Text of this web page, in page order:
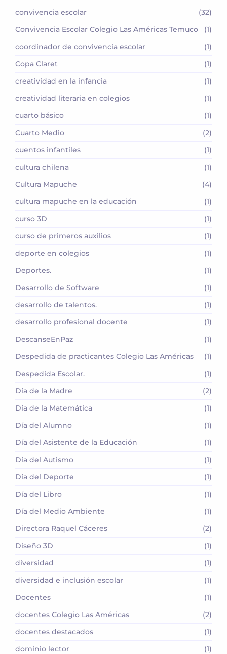
convivencia escolar
(32)
Convivencia Escolar Colegio Las Américas Temuco
(1)
coordinador de convivencia escolar
(1)
Copa Claret
(1)
creatividad en la infancia
(1)
creatividad literaria en colegios
(1)
cuarto básico
(1)
Cuarto Medio
(2)
cuentos infantiles
(1)
cultura chilena
(1)
Cultura Mapuche
(4)
cultura mapuche en la educación
(1)
curso 3D
(1)
curso de primeros auxilios
(1)
deporte en colegios
(1)
Deportes.
(1)
Desarrollo de Software
(1)
desarrollo de talentos.
(1)
desarrollo profesional docente
(1)
DescanseEnPaz
(1)
Despedida de practicantes Colegio Las Américas
(1)
Despedida Escolar.
(1)
Día de la Madre
(2)
Día de la Matemática
(1)
Día del Alumno
(1)
Día del Asistente de la Educación
(1)
Día del Autismo
(1)
Día del Deporte
(1)
Día del Libro
(1)
Día del Medio Ambiente
(1)
Directora Raquel Cáceres
(2)
Diseño 3D
(1)
diversidad
(1)
diversidad e inclusión escolar
(1)
Docentes
(1)
docentes Colegio Las Américas
(2)
docentes destacados
(1)
dominio lector
(1)